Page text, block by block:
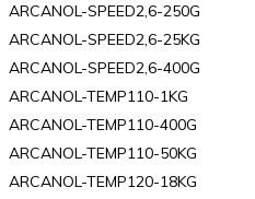
ARCANOL-SPEED2,6-250G
ARCANOL-SPEED2,6-25KG
ARCANOL-SPEED2,6-400G
ARCANOL-TEMP110-1KG
ARCANOL-TEMP110-400G
ARCANOL-TEMP110-50KG
ARCANOL-TEMP120-18KG